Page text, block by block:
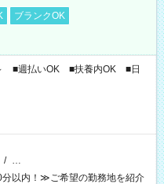
ブランクOK
■週払いOK ■扶養内OK ■日
/ …
以内！≫ご希望の勤務地を紹介